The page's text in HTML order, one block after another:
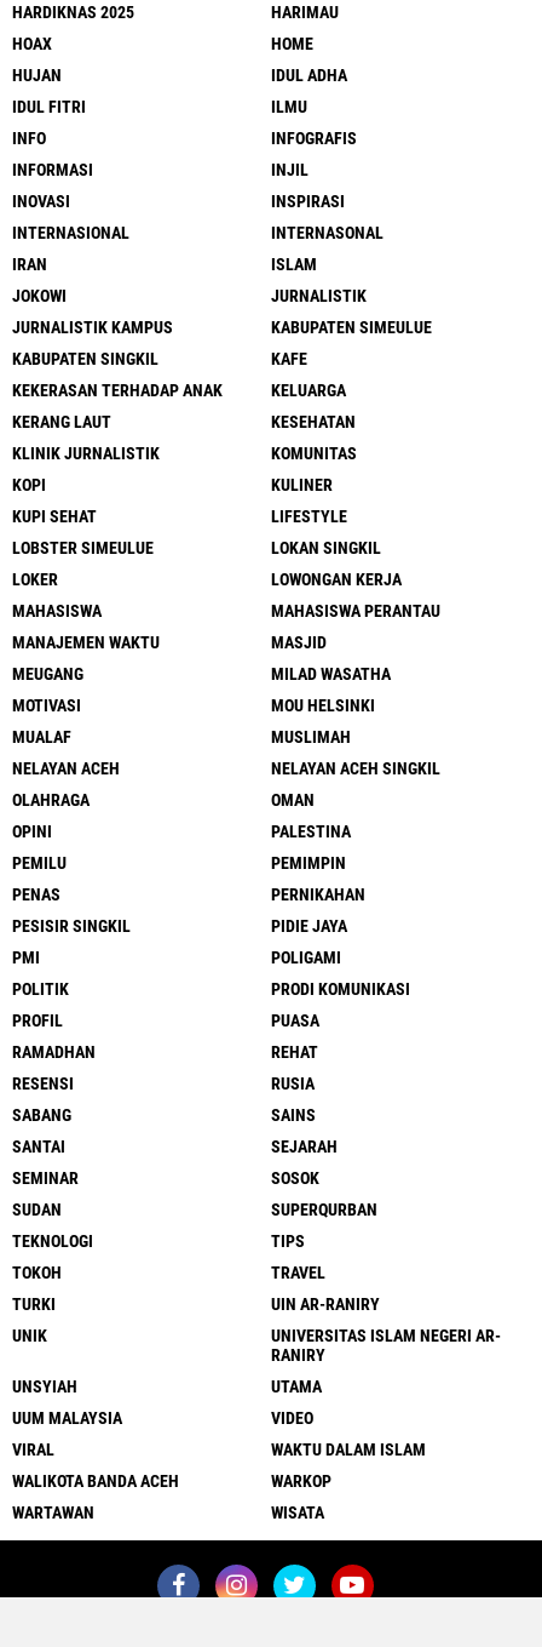
HARDIKNAS 2025
HARIMAU
HOAX
HOME
HUJAN
IDUL ADHA
IDUL FITRI
ILMU
INFO
INFOGRAFIS
INFORMASI
INJIL
INOVASI
INSPIRASI
INTERNASIONAL
INTERNASONAL
IRAN
ISLAM
JOKOWI
JURNALISTIK
JURNALISTIK KAMPUS
KABUPATEN SIMEULUE
KABUPATEN SINGKIL
KAFE
KEKERASAN TERHADAP ANAK
KELUARGA
KERANG LAUT
KESEHATAN
KLINIK JURNALISTIK
KOMUNITAS
KOPI
KULINER
KUPI SEHAT
LIFESTYLE
LOBSTER SIMEULUE
LOKAN SINGKIL
LOKER
LOWONGAN KERJA
MAHASISWA
MAHASISWA PERANTAU
MANAJEMEN WAKTU
MASJID
MEUGANG
MILAD WASATHA
MOTIVASI
MOU HELSINKI
MUALAF
MUSLIMAH
NELAYAN ACEH
NELAYAN ACEH SINGKIL
OLAHRAGA
OMAN
OPINI
PALESTINA
PEMILU
PEMIMPIN
PENAS
PERNIKAHAN
PESISIR SINGKIL
PIDIE JAYA
PMI
POLIGAMI
POLITIK
PRODI KOMUNIKASI
PROFIL
PUASA
RAMADHAN
REHAT
RESENSI
RUSIA
SABANG
SAINS
SANTAI
SEJARAH
SEMINAR
SOSOK
SUDAN
SUPERQURBAN
TEKNOLOGI
TIPS
TOKOH
TRAVEL
TURKI
UIN AR-RANIRY
UNIK
UNIVERSITAS ISLAM NEGERI AR-
RANIRY
UNSYIAH
UTAMA
UUM MALAYSIA
VIDEO
VIRAL
WAKTU DALAM ISLAM
WALIKOTA BANDA ACEH
WARKOP
WARTAWAN
WISATA